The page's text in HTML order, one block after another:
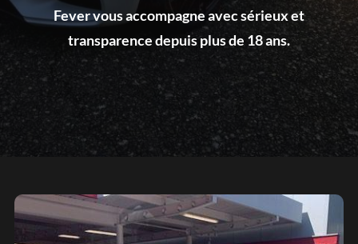
Fever vous accompagne avec sérieux et
transparence depuis plus de 18 ans.